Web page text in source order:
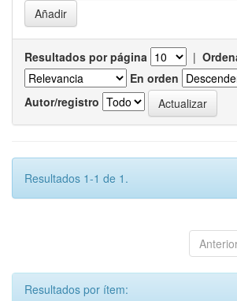
Resultados por página |
En orden
Autor/registro
Resultados 1-1 de 1.
Resultados por ítem: